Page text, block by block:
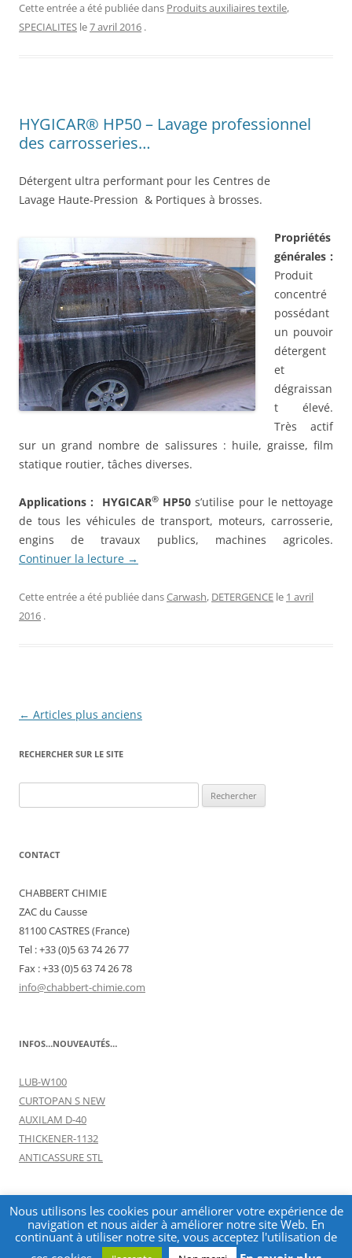
Cette entrée a été publiée dans Produits auxiliaires textile,
SPECIALITES le7 avril 2016 .
HYGICAR® HP50 – Lavage professionnel
des carrosseries…
Détergent ultra performant pour les Centres de
Lavage Haute-Pression & Portiques à brosses.
Propriétés
générales :
Produit
concentré
possédant
un pouvoir
détergent
et
dégraissan
t élevé.
Très actif
sur un grand nombre de salissures : huile, graisse, film
statique routier, tâches diverses.
Applications : HYGICAR®HP50 s’utilise pour le nettoyage
de tous les véhicules de transport, moteurs, carrosserie,
engins de travaux publics, machines agricoles.
Continuer la lecture →
Cette entrée a été publiée dansCarwash, DETERGENCE le 1 avril
2016 .
Navigation
articles
← Articles plus anciens
RECHERCHER SUR LE SITE
CONTACT
CHABBERT CHIMIE
ZAC du Causse
81100 CASTRES (France)
Tel : +33 (0)5 63 74 26 77
Fax : +33 (0)5 63 74 26 78
info@chabbert-chimie.com
INFOS…NOUVEAUTÉS…
LUB-W100
CURTOPAN S NEW
AUXILAM D-40
THICKENER-1132
ANTICASSURE STL
Tous droits réservés : CHABBERT CHIMIE
Nous utilisons les cookies pour améliorer votre expérience de
navigation et nous aider à améliorer notre site Web. En
continuant à utiliser notre site, vous acceptez l'utilisation de